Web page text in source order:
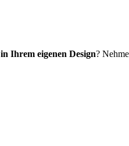
in Ihrem eigenen Design?